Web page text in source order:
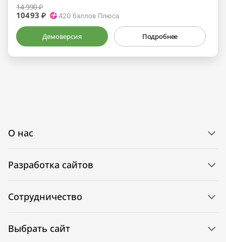
14 990 ₽
10493 ₽ 420 баллов Плюса
Демоверсия Подробнее
О нас
Разработка сайтов
Сотрудничество
Выбрать сайт